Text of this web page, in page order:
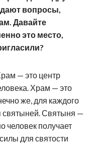
вопросы,
Давайте
это место,
— это центр
Храм — это
же, для каждого
святыней. Святыня —
человек получает
для святости